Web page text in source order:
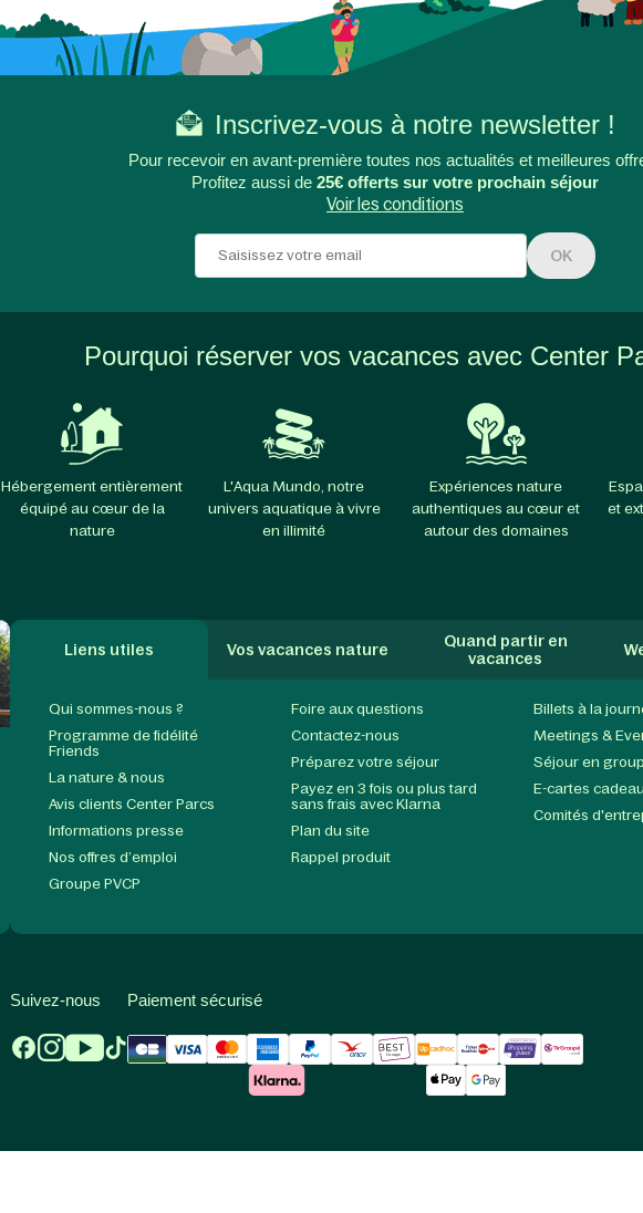
Inscrivez-vous à notre newsletter !
Pour recevoir en avant-première toutes nos actualités et meilleures
Profitez aussi de 25€ offerts sur votre prochain séjour
Voir les conditions
OK
Pourquoi réserver vos vacances avec Center
Hébergement entièrement
équipé au cœur de la
nature
L'Aqua Mundo, notre
univers aquatique à vivre
en illimité
Expériences nature
authentiques au cœur et
autour des domaines
et
Liens utiles Vos vacances nature
Quand partir en
vacances
Qui sommes-nous ?
Programme de fidélité
Friends
La nature & nous
Avis clients Center Parcs
Informations presse
Nos offres d’emploi
Groupe PVCP
Foire aux questions
Contactez-nous
Préparez votre séjour
Payez en 3 fois ou plus tard
sans frais avec Klarna
Plan du site
Rappel produit
Billets à la
Meetings &
Séjour en
E-cartes
Comités
Suivez-nous Paiement sécurisé